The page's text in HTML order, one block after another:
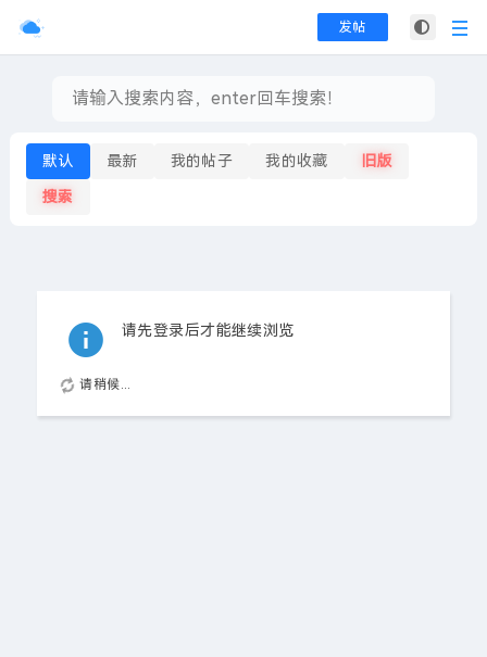
发帖
默认 最新 我的帖子 我的收藏 旧版
搜索
请先登录后才能继续浏览
请稍候...